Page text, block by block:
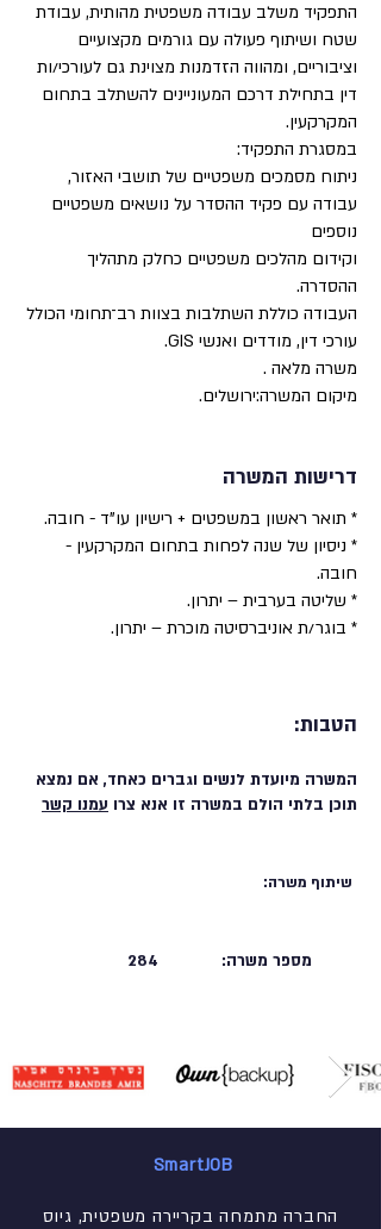
התפקיד משלב עבודה משפטית מהותית, עבודת
שטח ושיתוף פעולה עם גורמים מקצועיים
וציבוריים, ומהווה הזדמנות מצוינת גם לעורכי/ות
דין בתחילת דרכם המעוניינים להשתלב בתחום
המקרקעין.
במסגרת התפקיד:
ניתוח מסמכים משפטיים של תושבי האזור,
עבודה עם פקיד ההסדר על נושאים משפטיים
נוספים
וקידום מהלכים משפטיים כחלק מתהליך
ההסדרה.
העבודה כוללת השתלבות בצוות רב־תחומי הכולל
עורכי דין, מודדים ואנשי GIS.
משרה מלאה .
מיקום המשרה:ירושלים.
דרישות המשרה
* תואר ראשון במשפטים + רישיון עו"ד - חובה.
* ניסיון של שנה לפחות בתחום המקרקעין -
חובה.
* שליטה בערבית – יתרון.
* בוגר/ת אוניברסיטה מוכרת – יתרון.
הטבות:
המשרה מיועדת לנשים וגברים כאחד, אם נמצא
תוכן בלתי הולם במשרה זו אנא צרו עמנו קשר
שיתוף משרה:
284 מספר משרה:
SmartJOB
החברה מתמחה בקריירה משפטית, גיוס